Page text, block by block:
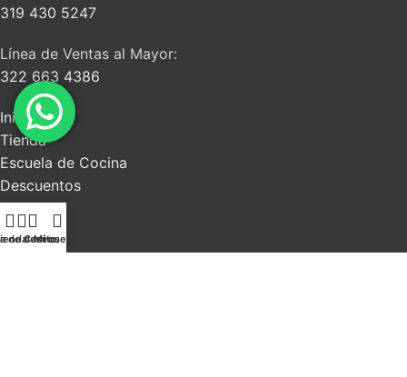
319 430 5247
Línea de Ventas al Mayor:
322 663 4386
Inicio
Tienda
Escuela de Cocina
Descuentos
Blog
Contacto
de deseos
Carrito
Mi cuenta